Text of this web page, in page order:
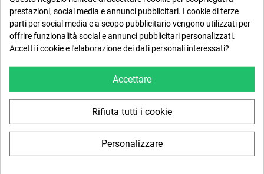
 Aggiungi al carrello
prestazioni, social media e annunci pubblicitari. I cookie di terze
parti per social media e a scopo pubblicitario vengono utilizzati per
offrire funzionalità social e annunci pubblicitari personalizzati.
Accetti i cookie e l'elaborazione dei dati personali interessati?
Accettare
Rifiuta tutti i cookie
Personalizzare